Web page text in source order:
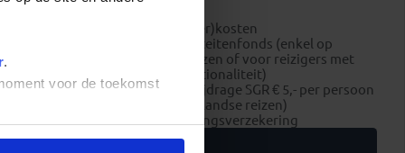
.
voor de toekomst
boekings(dossier)kosten
bijdrage Calamiteitenfonds (enkel op
Nederlandse reizen of voor reizigers met
Nederlandse nationaliteit)
Consumentenbijdrage SGR € 5,- per persoon
(enkel op Nederlandse reizen)
reis- en annuleringsverzekering